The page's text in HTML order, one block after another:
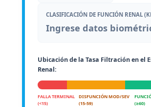
CLASIFICACIÓN DE FUNCIÓN RENAL
Ingrese datos
Ubicación de la Tasa Filtración en el
Renal:
FALLA TERMINAL
(<15)
DISFUNCIÓN MOD/SEV
(15-59)
(≥60)